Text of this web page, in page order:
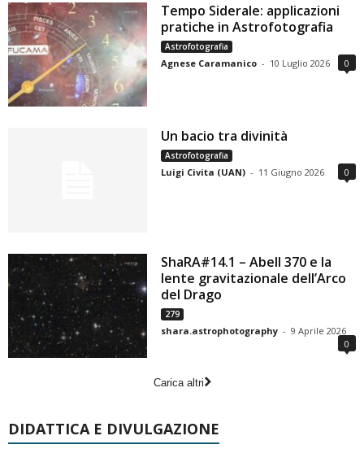
Tempo Siderale: applicazioni
pratiche in Astrofotografia
Astrofotografia
Agnese Caramanico - 10 Luglio 2026 0
Un bacio tra divinità
Astrofotografia
Luigi Civita (UAN) - 11 Giugno 2026 0
ShaRA#14.1 – Abell 370 e la
lente gravitazionale dell’Arco
del Drago
279
shara.astrophotography - 9 Aprile 2026
0
Carica altri
DIDATTICA E DIVULGAZIONE